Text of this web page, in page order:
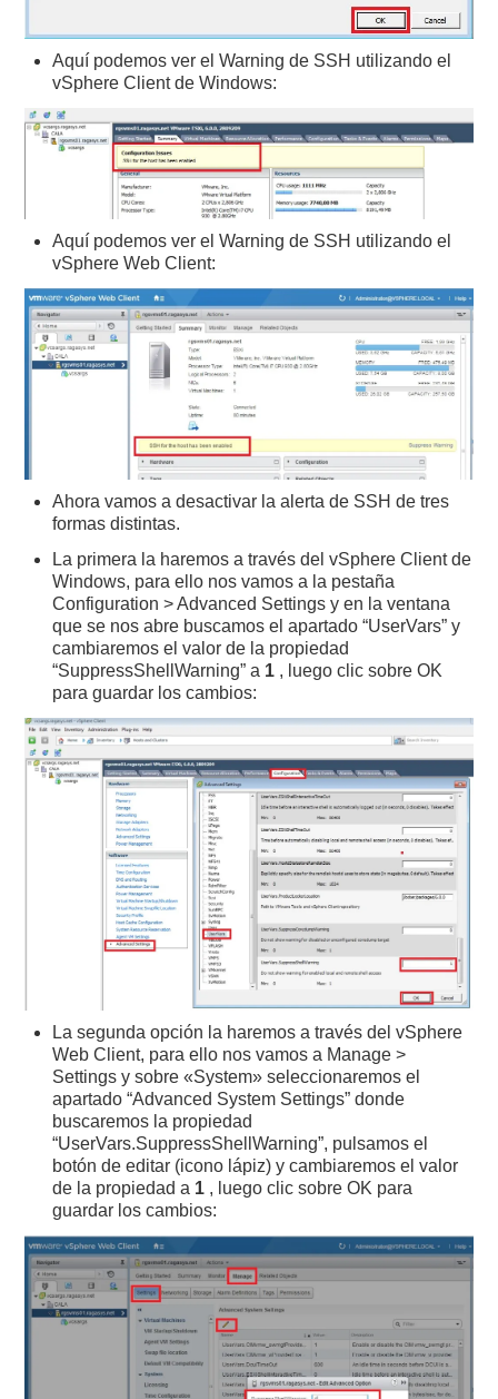
Aquí podemos ver el Warning de SSH utilizando el
vSphere Client de Windows:
Aquí podemos ver el Warning de SSH utilizando el
vSphere Web Client:
Ahora vamos a desactivar la alerta de SSH de tres
formas distintas.
La primera la haremos a través del vSphere Client de
Windows, para ello nos vamos a la pestaña
Configuration > Advanced Settings y en la ventana
que se nos abre buscamos el apartado “UserVars” y
cambiaremos el valor de la propiedad
“SuppressShellWarning” a 1 , luego clic sobre OK
para guardar los cambios:
La segunda opción la haremos a través del vSphere
Web Client, para ello nos vamos a Manage >
Settings y sobre «System» seleccionaremos el
apartado “Advanced System Settings” donde
buscaremos la propiedad
“UserVars.SuppressShellWarning”, pulsamos el
botón de editar (icono lápiz) y cambiaremos el valor
de la propiedad a 1 , luego clic sobre OK para
guardar los cambios: